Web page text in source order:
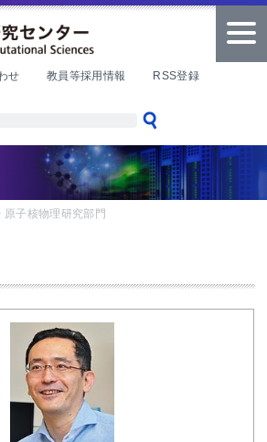
せ 教員等採用情報
RSS登録
原子核物理研究部門